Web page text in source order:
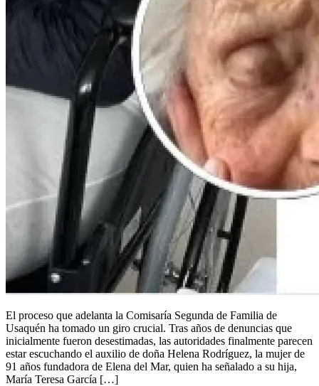
El proceso que adelanta la Comisaría Segunda de Familia de
Usaquén ha tomado un giro crucial. Tras años de denuncias que
inicialmente fueron desestimadas, las autoridades finalmente parecen
estar escuchando el auxilio de doña Helena Rodríguez, la mujer de
91 años fundadora de Elena del Mar, quien ha señalado a su hija,
María Teresa García […]